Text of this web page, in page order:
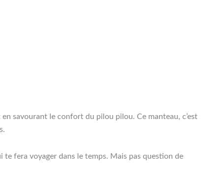
savourant le confort du pilou pilou. Ce manteau, c’est
fera voyager dans le temps. Mais pas question de